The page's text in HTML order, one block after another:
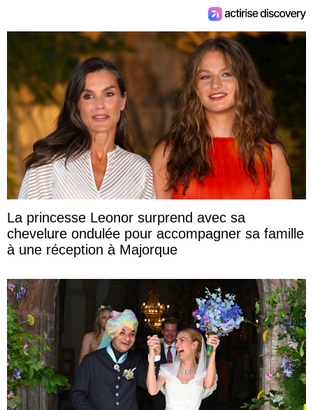
La princesse Leonor surprend avec sa
chevelure ondulée pour accompagner sa famille
à une réception à Majorque